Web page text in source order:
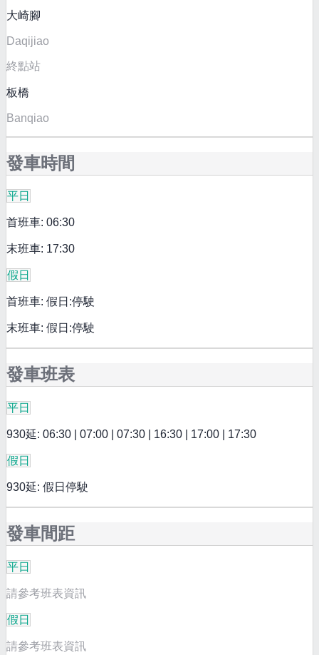
大崎腳
Daqijiao
終點站
板橋
Banqiao
發車時間
平日
首班車: 06:30
末班車: 17:30
假日
首班車: 假日:停駛
末班車: 假日:停駛
發車班表
平日
930延: 06:30 | 07:00 | 07:30 | 16:30 | 17:00 | 17:30
假日
930延: 假日停駛
發車間距
平日
請參考班表資訊
假日
請參考班表資訊